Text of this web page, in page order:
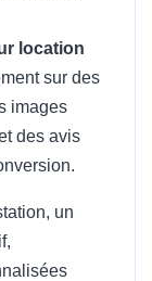
location
sur des
images
des avis
un